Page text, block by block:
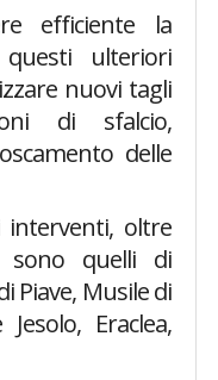
efficiente la
ulteriori
nuovi tagli
di sfalcio,
delle
interventi, oltre
sono quelli di
Piave, Musile di
Eraclea,